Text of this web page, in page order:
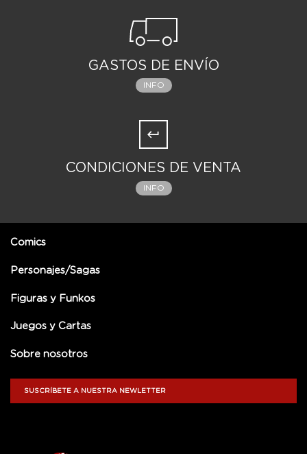
GASTOS DE ENVÍO
INFO
CONDICIONES DE VENTA
INFO
Comics
Personajes/Sagas
Figuras y Funkos
Juegos y Cartas
Sobre nosotros
SUSCRÍBETE A NUESTRA NEWLETTER